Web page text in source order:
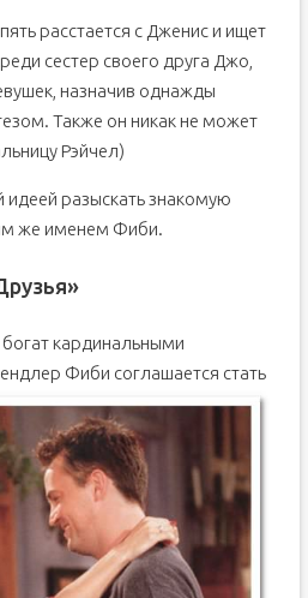
расстается с Дженис и ищет
сестер своего друга Джо,
назначив однажды
Также он никак не может
Рэйчел)
идеей разыскать знакомую
же именем Фиби.
богат кардинальными
Фиби соглашается стать